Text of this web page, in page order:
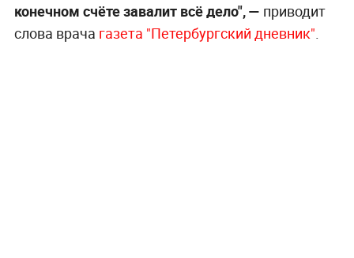
конечном счёте завалит всё дело", — приводит
слова врача газета "Петербургский дневник".